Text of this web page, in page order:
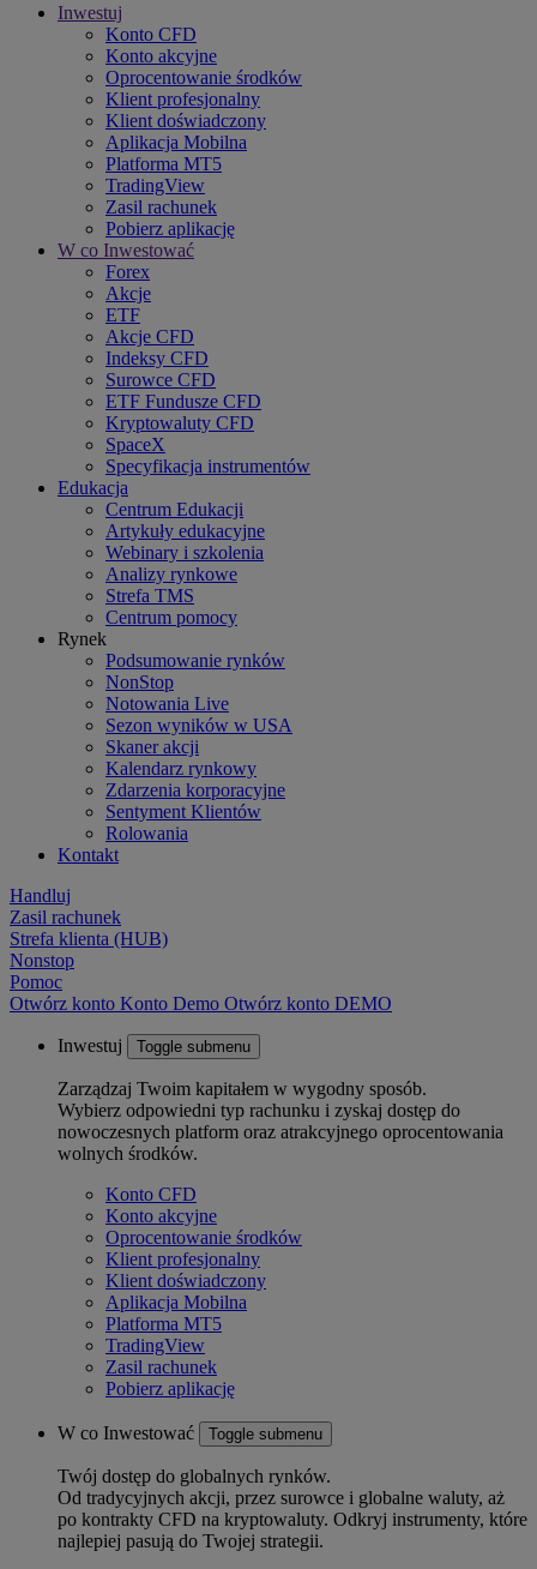
Inwestuj
Konto CFD
Konto akcyjne
Oprocentowanie środków
Klient profesjonalny
Klient doświadczony
Aplikacja Mobilna
Platforma MT5
TradingView
Zasil rachunek
Pobierz aplikację
W co Inwestować
Forex
Akcje
ETF
Akcje CFD
Indeksy CFD
Surowce CFD
ETF Fundusze CFD
Kryptowaluty CFD
SpaceX
Specyfikacja instrumentów
Edukacja
Centrum Edukacji
Artykuły edukacyjne
Webinary i szkolenia
Analizy rynkowe
Strefa TMS
Centrum pomocy
Rynek
Podsumowanie rynków
NonStop
Notowania Live
Sezon wyników w USA
Skaner akcji
Kalendarz rynkowy
Zdarzenia korporacyjne
Sentyment Klientów
Rolowania
Kontakt
Handluj
Zasil rachunek
Strefa klienta (HUB)
Nonstop
Pomoc
Otwórz konto Konto Demo Otwórz konto DEMO
Inwestuj Toggle submenu
Zarządzaj Twoim kapitałem w wygodny sposób.
Wybierz odpowiedni typ rachunku i zyskaj dostęp do
nowoczesnych platform oraz atrakcyjnego oprocentowania
wolnych środków.
Konto CFD
Konto akcyjne
Oprocentowanie środków
Klient profesjonalny
Klient doświadczony
Aplikacja Mobilna
Platforma MT5
TradingView
Zasil rachunek
Pobierz aplikację
W co Inwestować Toggle submenu
Twój dostęp do globalnych rynków.
Od tradycyjnych akcji, przez surowce i globalne waluty, aż
po kontrakty CFD na kryptowaluty. Odkryj instrumenty, które
najlepiej pasują do Twojej strategii.